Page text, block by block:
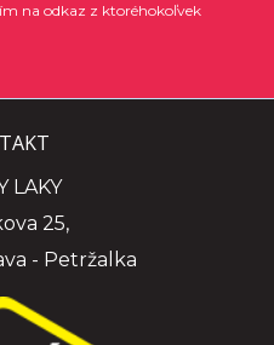
na odkaz z ktoréhokoľvek
LAKY
25,
- Petržalka